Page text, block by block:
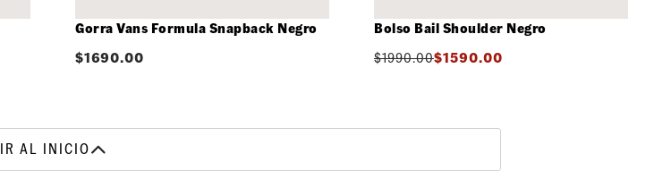
Gorra Vans Formula Snapback Negro
$1690.00
Bolso Bail Shoulder Negro
$1990.00$1590.00
IR AL INICIO